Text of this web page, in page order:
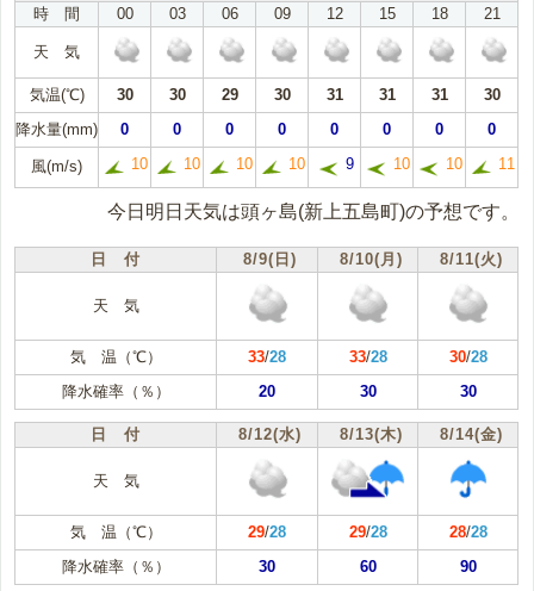
時 間
00 03 06 09 12 15 18 21
天 気
気温(℃) 30 30 29 30 31 31 31
30
降水量(mm)
0 0 0 0 0 0 0 0
風(m/s) 10 10 10 10 9 10 10 11
今日明日天気は頭ヶ島(新上五島町)の予想です。
日 付 8/9(日) 8/10(月) 8/11(火)
天 気
気 温（℃） 33/28 33/28 30/28
降水確率（％）
20 30 30
日 付 8/12(水) 8/13(木) 8/14(金)
天 気
気 温（℃） 29/28 29/28 28/28
降水確率（％）
30 60 90